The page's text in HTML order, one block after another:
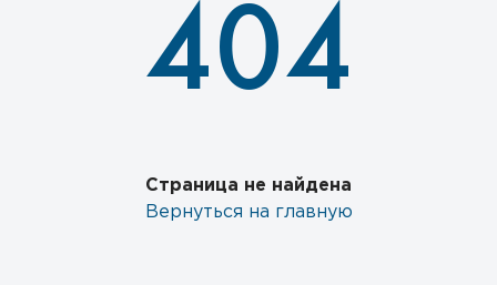
404
Страница не найдена
Вернуться на главную